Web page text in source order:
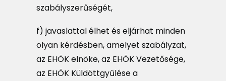
szabályszerűségét,
f) javaslattal élhet és eljárhat minden
olyan kérdésben, amelyet szabályzat,
az EHÖK elnöke, az EHÖK Vezetősége,
az EHÖK Küldöttgyűlése a